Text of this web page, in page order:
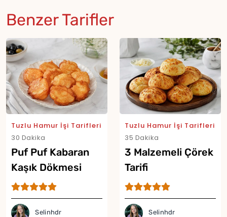
Benzer Tarifler
Tuzlu Hamur İşi Tarifleri
30 Dakika
Puf Puf Kabaran
Kaşık Dökmesi
Tarifi
Selinhdr
Tuzlu Hamur İşi Tarifleri
35 Dakika
3 Malzemeli Çörek
Tarifi
Selinhdr